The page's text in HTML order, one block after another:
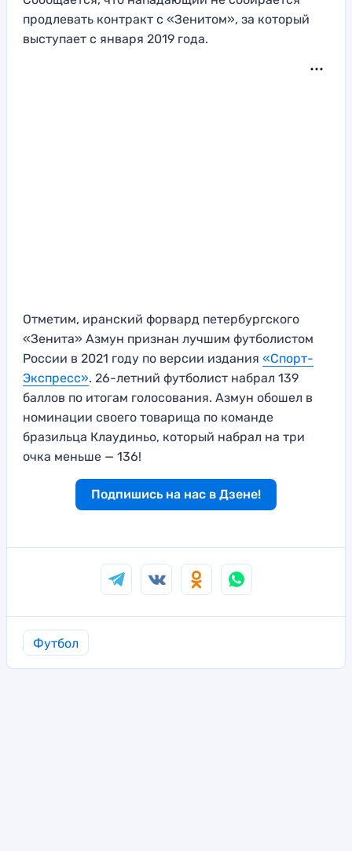
продлевать контракт с «Зенитом», за который
выступает с января 2019 года.
Отметим, иранский форвард петербургского
«Зенита» Азмун признан лучшим футболистом
России в 2021 году по версии издания «Спорт-
Экспресс». 26-летний футболист набрал 139
баллов по итогам голосования. Азмун обошел в
номинации своего товарища по команде
бразильца Клаудиньо, который набрал на три
очка меньше — 136!
Подпишись на нас в Дзене!
Футбол